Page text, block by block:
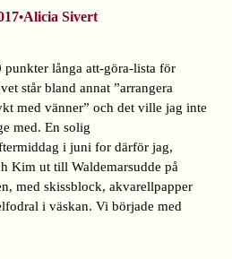
•Alicia Sivert
punkter långa att-göra-lista för
står bland annat ”arrangera
med vänner” och det ville jag inte
med. En solig
i juni for därför jag,
Kim ut till Waldemarsudde på
med skissblock, akvarellpapper
i väskan. Vi började med